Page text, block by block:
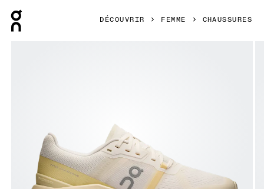
DÉCOUVRIR FEMME CHAUSSURES